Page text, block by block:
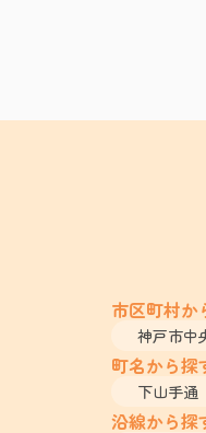
市区町村か
神戸市中
町名から探
下山手通
沿線から探